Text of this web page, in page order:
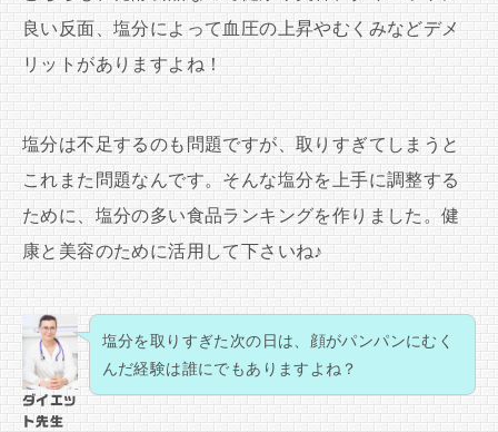
良い反面、塩分によって血圧の上昇やむくみなどデメ
リットがありますよね！
塩分は不足するのも問題ですが、取りすぎてしまうと
これまた問題なんです。そんな塩分を上手に調整する
ために、塩分の多い食品ランキングを作りました。健
康と美容のために活用して下さいね♪
ダイエッ
ト先生
塩分を取りすぎた次の日は、顔がパンパンにむく
んだ経験は誰にでもありますよね？